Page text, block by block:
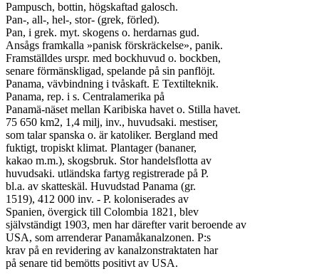
Pampusch, bottin, högskaftad galosch.
Pan-, all-, hel-, stor- (grek, förled).
Pan, i grek. myt. skogens o. herdarnas gud.
Ansågs framkalla »panisk förskräckelse», panik.
Framställdes urspr. med bockhuvud o. bockben,
senare förmänskligad, spelande på sin panflöjt.
Panama, vävbindning i tvåskaft. E Textilteknik.
Panama, rep. i s. Centralamerika på
Panamä-näset mellan Karibiska havet o. Stilla havet.
75 650 km2, 1,4 milj, inv., huvudsaki. mestiser,
som talar spanska o. är katoliker. Bergland med
fuktigt, tropiskt klimat. Plantager (bananer,
kakao m.m.), skogsbruk. Stor handelsflotta av
huvudsaki. utländska fartyg registrerade på P.
bl.a. av skatteskäl. Huvudstad Panama (gr.
1519), 412 000 inv. - P. koloniserades av
Spanien, övergick till Colombia 1821, blev
självständigt 1903, men har därefter varit beroende av
USA, som arrenderar Panamåkanalzonen. P:s
krav på en revidering av kanalzonstraktaten har
på senare tid bemötts positivt av USA.